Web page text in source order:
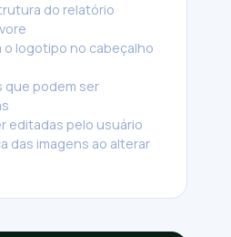
do relatório
o logotipo no cabeçalho
que podem ser
editadas pelo usuário
das imagens ao alterar